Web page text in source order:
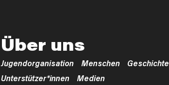
Über uns
Jugendorganisation Menschen
Geschichte
Unterstützer*innen
Medien